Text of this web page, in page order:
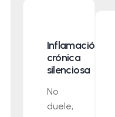
Inflamación
crónica
silenciosa
No
duele,